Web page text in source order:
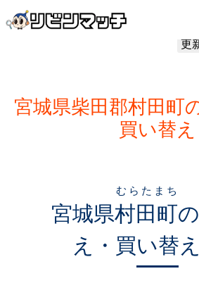
更
宮城県柴田郡村田町
買い替え
宮城県村田町
むらたまち
え・買い替